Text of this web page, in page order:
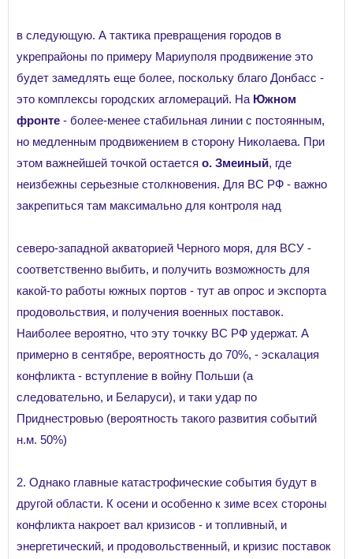
в следующую. А тактика превращения городов в
укрепрайоны по примеру Мариуполя продвижение это
будет замедлять еще более, поскольку благо Донбасс -
это комплексы городских агломераций. На Южном
фронте - более-менее стабильная линии с постоянным,
но медленным продвижением в сторону Николаева. При
этом важнейшей точкой остается о. Змеиный, где
неизбежны серьезные столкновения. Для ВС РФ - важно
закрепиться там максимально для контроля над
северо-западной акваторией Черного моря, для ВСУ -
соответственно выбить, и получить возможность для
какой-то работы южных портов - тут ав опрос и экспорта
продовольствия, и получения военных поставок.
Наиболее вероятно, что эту точкку ВС РФ удержат. А
примерно в сентябре, вероятность до 70%, - эскалация
конфликта - вступление в войну Польши (а
следовательно, и Беларуси), и таки удар по
Приднестровью (вероятность такого развития событий
н.м. 50%)
2. Однако главные катастрофические события будут в
другой области. К осени и особенно к зиме всех стороны
конфликта накроет вал кризисов - и топливный, и
энергетический, и продовольственный, и кризис поставок